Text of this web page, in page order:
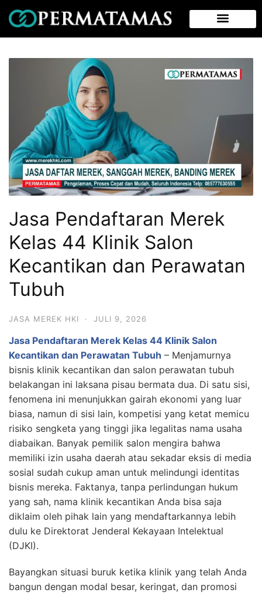
Jasa Pendaftaran Merek
Kelas 44 Klinik Salon
Kecantikan dan Perawatan
Tubuh
JASA MEREK HKI · JULI 9, 2026
Jasa Pendaftaran Merek Kelas 44 Klinik Salon
Kecantikan dan Perawatan Tubuh – Menjamurnya
bisnis klinik kecantikan dan salon perawatan tubuh
belakangan ini laksana pisau bermata dua. Di satu sisi,
fenomena ini menunjukkan gairah ekonomi yang luar
biasa, namun di sisi lain, kompetisi yang ketat memicu
risiko sengketa yang tinggi jika legalitas nama usaha
diabaikan. Banyak pemilik salon mengira bahwa
memiliki izin usaha daerah atau sekadar eksis di media
sosial sudah cukup aman untuk melindungi identitas
bisnis mereka. Faktanya, tanpa perlindungan hukum
yang sah, nama klinik kecantikan Anda bisa saja
diklaim oleh pihak lain yang mendaftarkannya lebih
dulu ke Direktorat Jenderal Kekayaan Intelektual
(DJKI).
Bayangkan situasi buruk ketika klinik yang telah Anda
bangun dengan modal besar, keringat, dan promosi